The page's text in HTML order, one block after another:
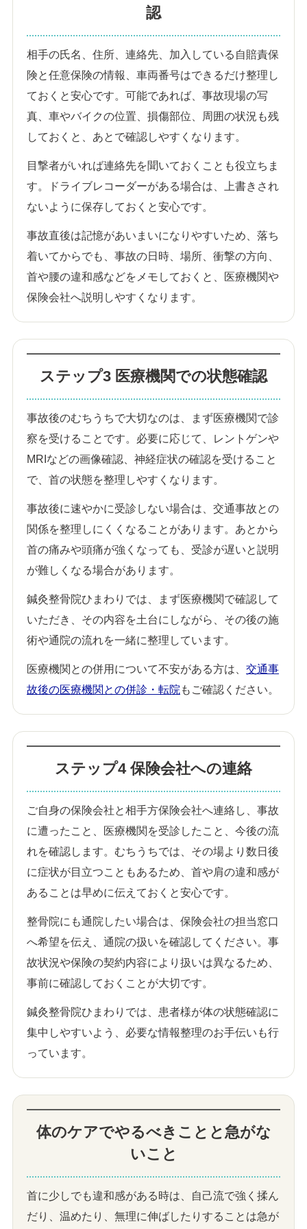
認
相手の氏名、住所、連絡先、加入している自賠責保
険と任意保険の情報、車両番号はできるだけ整理し
ておくと安心です。可能であれば、事故現場の写
真、車やバイクの位置、損傷部位、周囲の状況も残
しておくと、あとで確認しやすくなります。
目撃者がいれば連絡先を聞いておくことも役立ちま
す。ドライブレコーダーがある場合は、上書きされ
ないように保存しておくと安心です。
事故直後は記憶があいまいになりやすいため、落ち
着いてからでも、事故の日時、場所、衝撃の方向、
首や腰の違和感などをメモしておくと、医療機関や
保険会社へ説明しやすくなります。
ステップ3 医療機関での状態確認
事故後のむちうちで大切なのは、まず医療機関で診
察を受けることです。必要に応じて、レントゲンや
MRIなどの画像確認、神経症状の確認を受けること
で、首の状態を整理しやすくなります。
事故後に速やかに受診しない場合は、交通事故との
関係を整理しにくくなることがあります。あとから
首の痛みや頭痛が強くなっても、受診が遅いと説明
が難しくなる場合があります。
鍼灸整骨院ひまわりでは、まず医療機関で確認して
いただき、その内容を土台にしながら、その後の施
術や通院の流れを一緒に整理しています。
医療機関との併用について不安がある方は、 交通事
故後の医療機関との併診・転院 もご確認ください。
ステップ4 保険会社への連絡
ご自身の保険会社と相手方保険会社へ連絡し、事故
に遭ったこと、医療機関を受診したこと、今後の流
れを確認します。むちうちでは、その場より数日後
に症状が目立つこともあるため、首や肩の違和感が
あることは早めに伝えておくと安心です。
整骨院にも通院したい場合は、保険会社の担当窓口
へ希望を伝え、通院の扱いを確認してください。事
故状況や保険の契約内容により扱いは異なるため、
事前に確認しておくことが大切です。
鍼灸整骨院ひまわりでは、患者様が体の状態確認に
集中しやすいよう、必要な情報整理のお手伝いも行
っています。
体のケアでやるべきことと急がな
いこと
首に少しでも違和感がある時は、自己流で強く揉ん
だり、温めたり、無理に伸ばしたりすることは急が